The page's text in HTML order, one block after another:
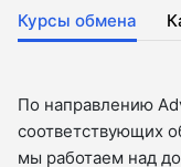
Курсы обмена
По направлению
соответствующих
мы работаем над